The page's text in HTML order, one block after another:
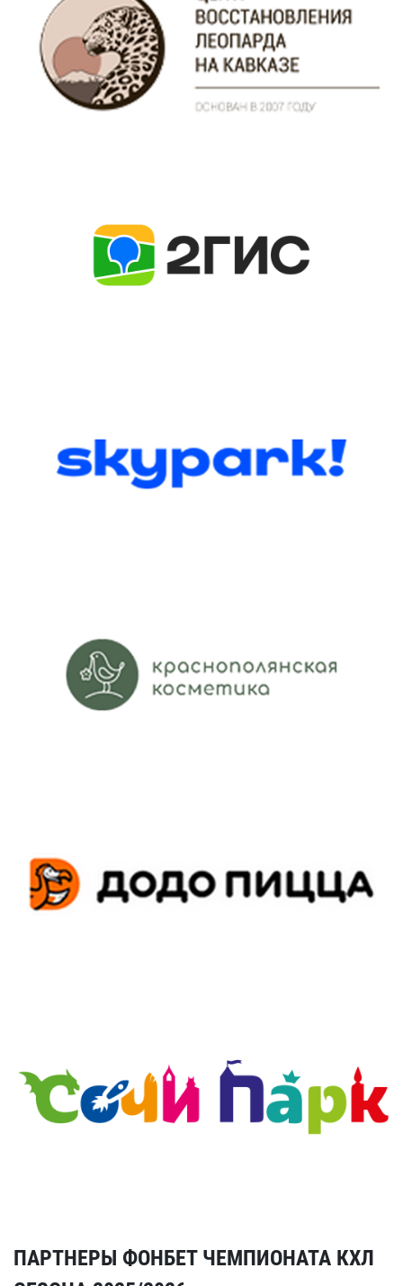
ПАРТНЕРЫ ФОНБЕТ ЧЕМПИОНАТА КХЛ